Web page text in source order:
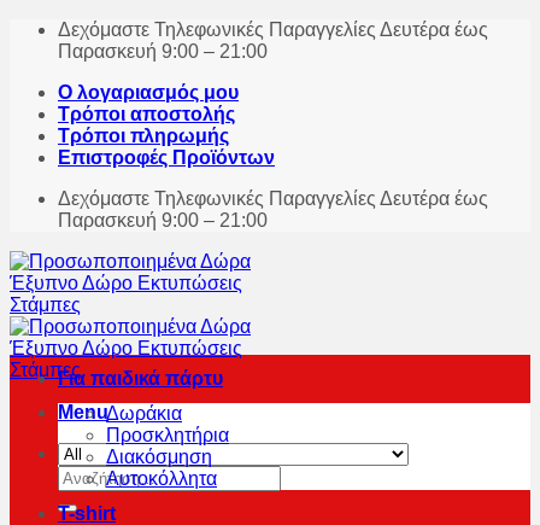
Skip
Δεχόμαστε Τηλεφωνικές Παραγγελίες Δευτέρα έως
Παρασκευή 9:00 – 21:00
Ο λογαριασμός μου
Τρόποι αποστολής
Τρόποι πληρωμής
Επιστροφές Προϊόντων
Δεχόμαστε Τηλεφωνικές Παραγγελίες Δευτέρα έως
Παρασκευή 9:00 – 21:00
Menu
Αναζήτηση
για:
Για παιδικά πάρτυ
Δωράκια
Προσκλητήρια
Διακόσμηση
Αυτοκόλλητα
T-shirt